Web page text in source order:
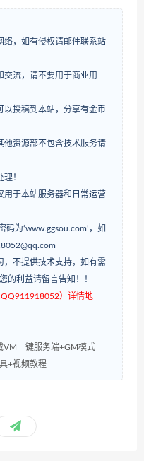
络，如有侵权请邮件联系站
交流，请不要用于商业用
以投稿到本站，分享有金币
他资源部不包含技术服务请
！
用于本站服务器和日常运营
为‘www.ggsou.com’，如
，不提供技术支持，如有需
的利益请留言告知！！
）详情地
VM一键服务端+GM模式
+视频教程